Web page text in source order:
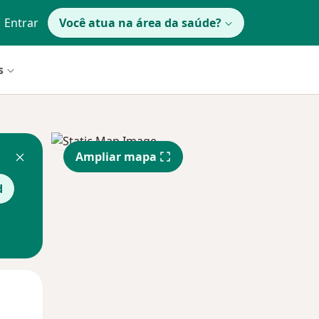
Entrar Você atua na área da saúde?
Ampliar mapa